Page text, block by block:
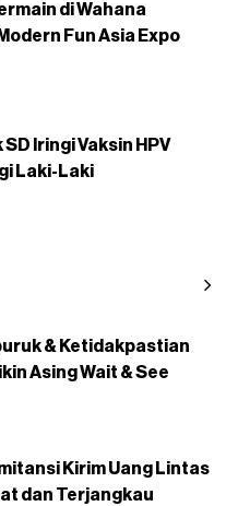
di Wahana
Fun Asia Expo
Iringi Vaksin HPV
Laki-Laki
& Ketidakpastian
Asing Wait & See
Kirim Uang Lintas
dan Terjangkau